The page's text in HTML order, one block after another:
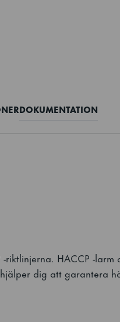
DOKUMENTATION
riktlinjerna. HACCP -
dig att garantera